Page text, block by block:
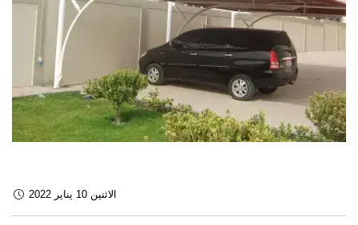
الاثنين 10 يناير 2022